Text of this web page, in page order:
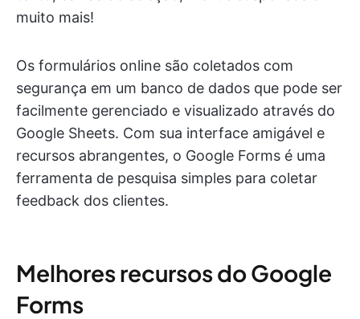
muito mais!
Os formulários online são coletados com
segurança em um banco de dados que pode ser
facilmente gerenciado e visualizado através do
Google Sheets. Com sua interface amigável e
recursos abrangentes, o Google Forms é uma
ferramenta de pesquisa simples para coletar
feedback dos clientes.
Melhores recursos do Google
Forms